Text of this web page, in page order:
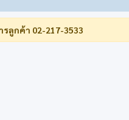
ลูกค้า 02-217-3533